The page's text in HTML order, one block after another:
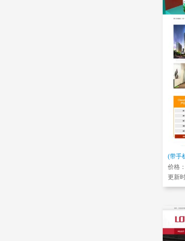
价格：
更新